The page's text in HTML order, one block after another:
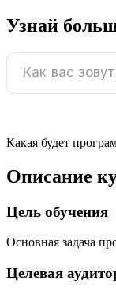
Узнай
Какая будет
Описание
Цель обучения
Основная задача
Целевая